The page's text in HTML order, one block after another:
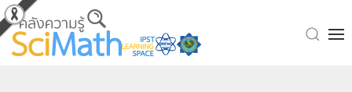
Skip to main content